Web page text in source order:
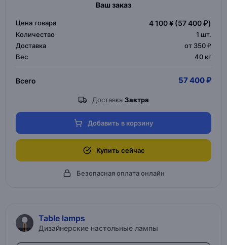
Ваш заказ
Цена товара 4 100 ¥ (57 400 ₽)
Количество 1 шт.
Доставка
от 350 ₽
Вес
40 кг
Всего 57 400 ₽
Доставка Завтра
Добавить в корзину
Купить сейчас
Безопасная оплата онлайн
Table lamps
Дизайнерские настольные лампы